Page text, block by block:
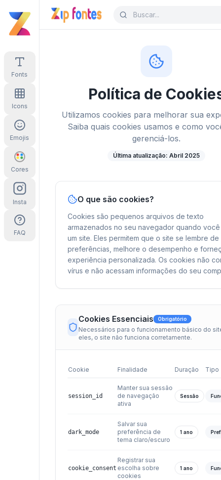
Fonts
Icons
Emojis
Cores
Insta
FAQ
Política de
Utilizamos cookies para melhorar sua
Saiba quais cookies usamos e como
gerenciá-los.
Última atualização: Abril 2025
O que são cookies?
Cookies são pequenos arquivos de texto
armazenados no seu navegador quando você
um site. Eles permitem que o site se lembre de
preferências, melhore o desempenho e
experiência personalizada. Os cookies não
vírus e não acessam informações do seu
Cookies Essenciais Obrigatório
Necessários para o funcionamento básico do
eles, o site não funciona corretamente.
Cookie Finalidade Duração Tipo
session_id
Manter sua sessão
de navegação
ativa
Sessão
dark_mode
Salvar sua
preferência de
tema claro/escuro
1 ano
cookie_consent
Registrar sua
escolha sobre
cookies
1 ano